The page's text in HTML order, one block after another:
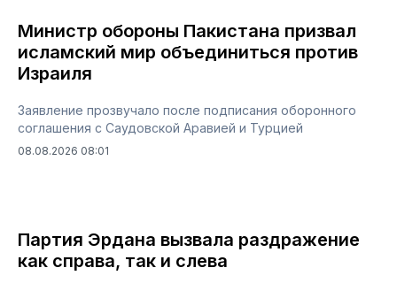
Министр обороны Пакистана призвал
исламский мир объединиться против
Израиля
Заявление прозвучало после подписания оборонного
соглашения с Саудовской Аравией и Турцией
08.08.2026 08:01
Партия Эрдана вызвала раздражение
как справа, так и слева